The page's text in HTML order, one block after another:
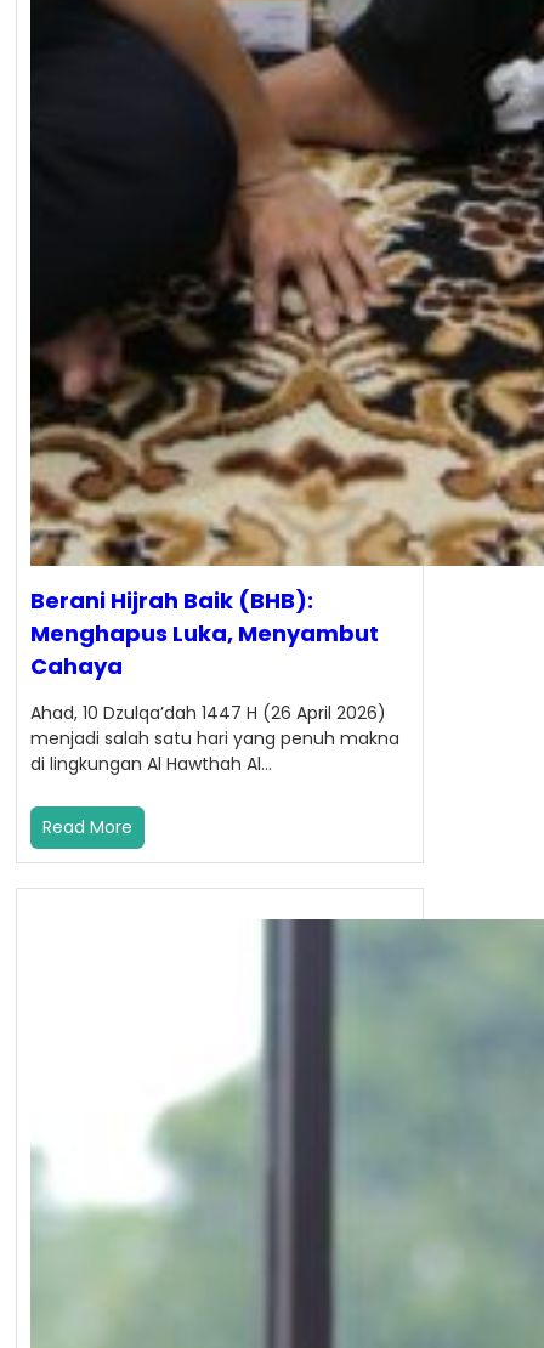
Berani Hijrah Baik (BHB):
Menghapus Luka, Menyambut
Cahaya
Ahad, 10 Dzulqa’dah 1447 H (26 April 2026)
menjadi salah satu hari yang penuh makna
di lingkungan Al Hawthah Al…
Read More